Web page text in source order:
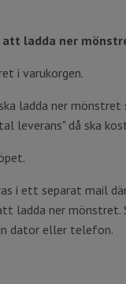
att ladda ner
i varukorgen.
ladda ner mönstret
leverans" då ska
i ett separat mail
ladda ner mönstret.
dator eller telefon.